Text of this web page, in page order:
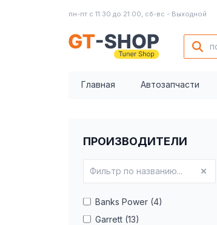
пн-пт с 11:30 до 21:00, сб-вс - Выходной
Главная Автозапчасти
ПРОИЗВОДИТЕЛИ
Banks Power (4)
Garrett (13)